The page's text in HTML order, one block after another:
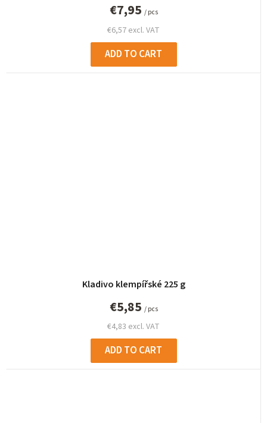
€6,57 excl. VAT
€7,95 / pcs
ADD TO CART
Kladivo klempířské 225 g
€4,83 excl. VAT
€5,85 / pcs
ADD TO CART